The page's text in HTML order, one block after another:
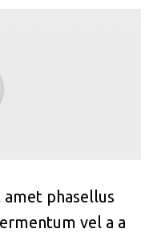
phasellus
vel a a